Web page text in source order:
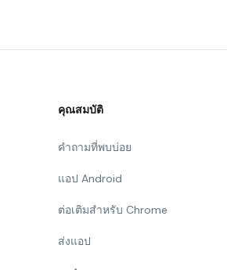
คุณสมบัติ
คำถามที่พบบ่อย
แอป Android
ต่อเติมสำหรับ Chrome
ส่งแอป